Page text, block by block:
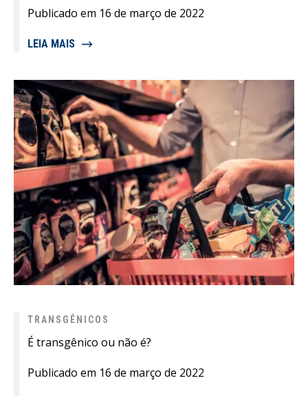
Publicado em 16 de março de 2022
LEIA MAIS
TRANSGÊNICOS
É transgênico ou não é?
Publicado em 16 de março de 2022